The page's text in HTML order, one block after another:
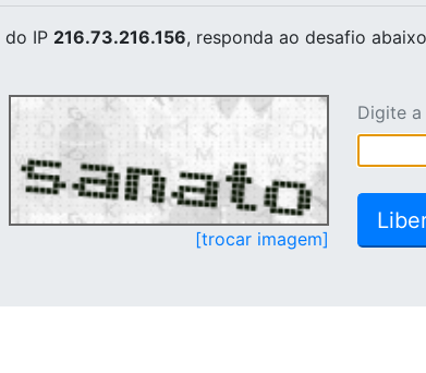
do IP 216.73.216.156, responda ao desafio
[trocar imagem]
Digite